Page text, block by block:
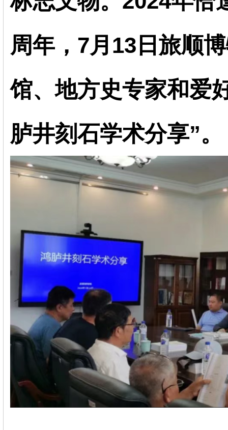
周年，7月13日旅顺
馆、地方史专家和爱
胪井刻石学术分享”。